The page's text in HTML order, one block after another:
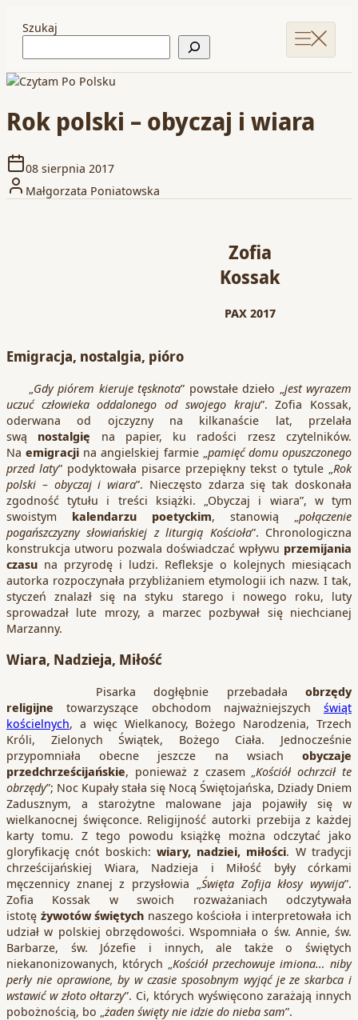
Szukaj
Rok polski – obyczaj i wiara
08 sierpnia 2017
Małgorzata Poniatowska
Zofia
Kossak
PAX 2017
Emigracja, nostalgia, pióro
Gdy piórem kieruje tęsknota” powstałe dzieło „ jest wyrazem
uczuć człowieka oddalonego od swojego kraju”. Zofia Kossak,
oderwana od ojczyzny na kilkanaście lat, przelała
swą nostalgię na papier, ku radości rzesz czytelników.
Naemigracji na angielskiej farmie „ pamięć domu opuszczonego
przed laty” podyktowała pisarce przepiękny tekst o tytule „ Rok
polski – obyczaj i wiara”. Nieczęsto zdarza się tak doskonała
zgodność tytułu i treści książki. „Obyczaj i wiara”, w tym
swoistym kalendarzu poetyckim, stanowią „ połączenie
pogańszczyzny słowiańskiej z liturgią Kościoła”. Chronologiczna
konstrukcja utworu pozwala doświadczać wpływu przemijania
czasu na przyrodę i ludzi. Refleksje o kolejnych miesiącach
autorka rozpoczynała przybliżaniem etymologii ich nazw. I tak,
styczeń znalazł się na styku starego i nowego roku, luty
sprowadzał lute mrozy, a marzec pozbywał się niechcianej
Marzanny.
Wiara, Nadzieja, Miłość
Pisarka dogłębnie przebadała obrzędy
religijne towarzyszące obchodom najważniejszych świąt
kościelnych, a więc Wielkanocy, Bożego Narodzenia, Trzech
Króli, Zielonych Świątek, Bożego Ciała. Jednocześnie
przypomniała obecne jeszcze na wsiach obyczaje
przedchrześcijańskie, ponieważ z czasem „ Kościół ochrzcił te
obrzędy”; Noc Kupały stała się Nocą Świętojańska, Dziady Dniem
Zadusznym, a starożytne malowane jaja pojawiły się w
wielkanocnej święconce. Religijność autorki przebija z każdej
karty tomu. Z tego powodu książkę można odczytać jako
gloryfikację cnót boskich: wiary, nadziei, miłości. W tradycji
chrześcijańskiej Wiara, Nadzieja i Miłość były córkami
męczennicy znanej z przysłowia „ Święta Zofija kłosy wywija”.
Zofia Kossak w swoich rozważaniach odczytywała
istotę żywotów świętych naszego kościoła i interpretowała ich
udział w polskiej obrzędowości. Wspomniała o św. Annie, św.
Barbarze, św. Józefie i innych, ale także o świętych
niekanonizowanych, których „ Kościół przechowuje imiona… niby
perły nie oprawione, by w czasie sposobnym wyjąć je ze skarbca i
wstawić w złoto ołtarzy”. Ci, których wyświęcono zarażają innych
pobożnością, bo „ żaden święty nie idzie do nieba sam”.